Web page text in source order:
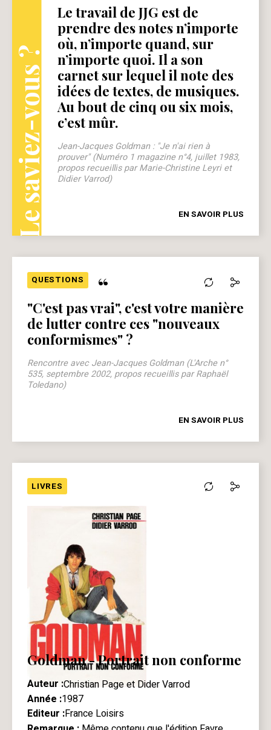
Le saviez-vous ?
Le travail de JJG est de
prendre des notes n’importe
où, n’importe quand, sur
n’importe quoi. Il a son
carnet sur lequel il note des
idées de textes, de musiques.
Au bout de cinq ou six mois,
c’est mûr.
Jean-Jacques Goldman : "Je n'ai rien à
prouver" (Numéro 1 magazine n°4, juillet 1983,
propos recueillis par Marie-Christine Leyri et
Didier Varrod)
EN SAVOIR PLUS
QUESTIONS “
"C'est pas vrai", c'est votre manière
de lutter contre ces "nouveaux
conformismes" ?
Rencontre avec Jean-Jacques Goldman (L'Arche n°
535, septembre 2002, propos recueillis par Raphaël
Toledano)
EN SAVOIR PLUS
LIVRES
Goldman - Portrait non conforme
Auteur :Christian Page et Dider Varrod
Année :1987
Editeur :France Loisirs